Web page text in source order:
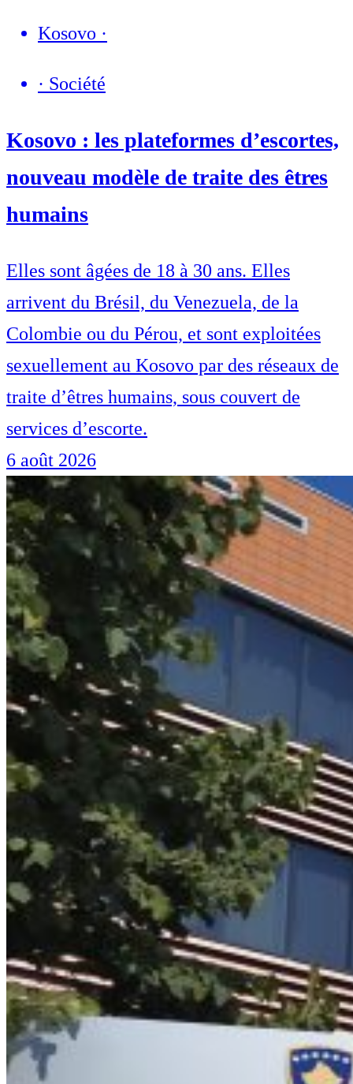
Kosovo ·
· Société
Kosovo : les plateformes d’escortes,
nouveau modèle de traite des êtres
humains
Elles sont âgées de 18 à 30 ans. Elles
arrivent du Brésil, du Venezuela, de la
Colombie ou du Pérou, et sont exploitées
sexuellement au Kosovo par des réseaux de
traite d’êtres humains, sous couvert de
services d’escorte.
6 août 2026